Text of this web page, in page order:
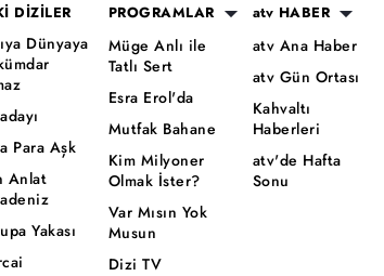
DİZİLER
Dünyaya
Para Aşk
Anlat
Yakası
PROGRAMLAR
Müge Anlı ile
Tatlı Sert
Esra Erol'da
Mutfak Bahane
Kim Milyoner
Olmak İster?
Var Mısın Yok
Musun
Dizi TV
atv HABER
atv Ana Haber
atv Gün Ortası
Kahvaltı
Haberleri
atv'de Hafta
Sonu